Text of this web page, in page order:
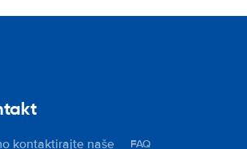
kontaktirajte naše FAQ